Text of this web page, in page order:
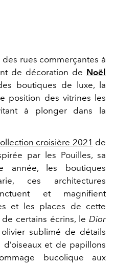
rues commerçantes à
de décoration de Noël
boutiques de luxe, la
position des vitrines les
à plonger dans la
croisière 2021 de
par les Pouilles, sa
les boutiques
ces architectures
et magnifient
et les places de cette
certains écrins, le Dior
sublimé de détails
et de papillons
bucolique aux